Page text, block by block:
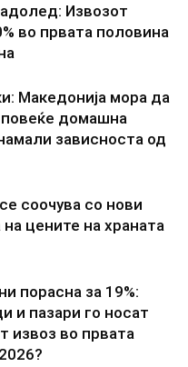
Извозот
во првата половина
Македонија мора да
домашна
зависноста од
соочува со нови
цените на храната
порасна за 19%:
и пазари го носат
извоз во првата